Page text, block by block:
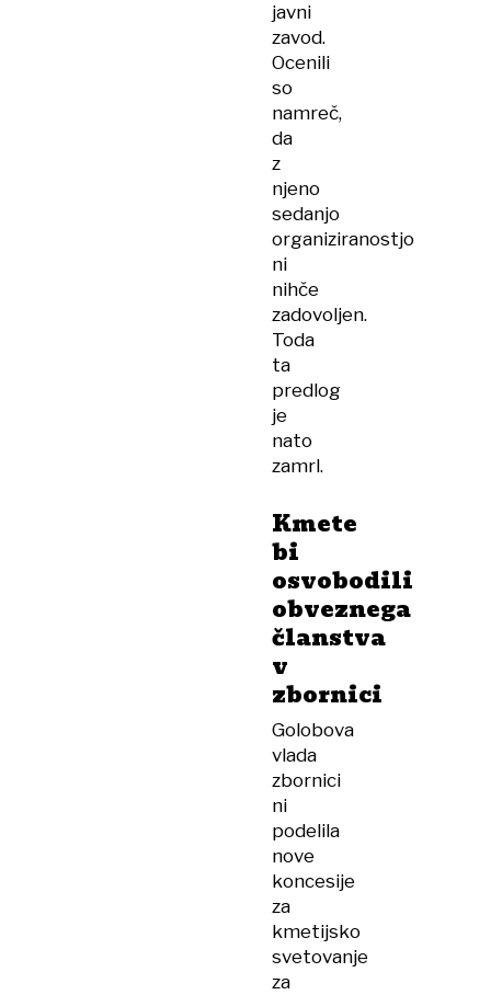
javni
zavod.
Ocenili
so
namreč,
da
z
njeno
sedanjo
organiziranostjo
ni
nihče
zadovoljen.
Toda
ta
predlog
je
nato
zamrl.
Kmete
bi
osvobodili
obveznega
članstva
v
zbornici
Golobova
vlada
zbornici
ni
podelila
nove
koncesije
za
kmetijsko
svetovanje
za